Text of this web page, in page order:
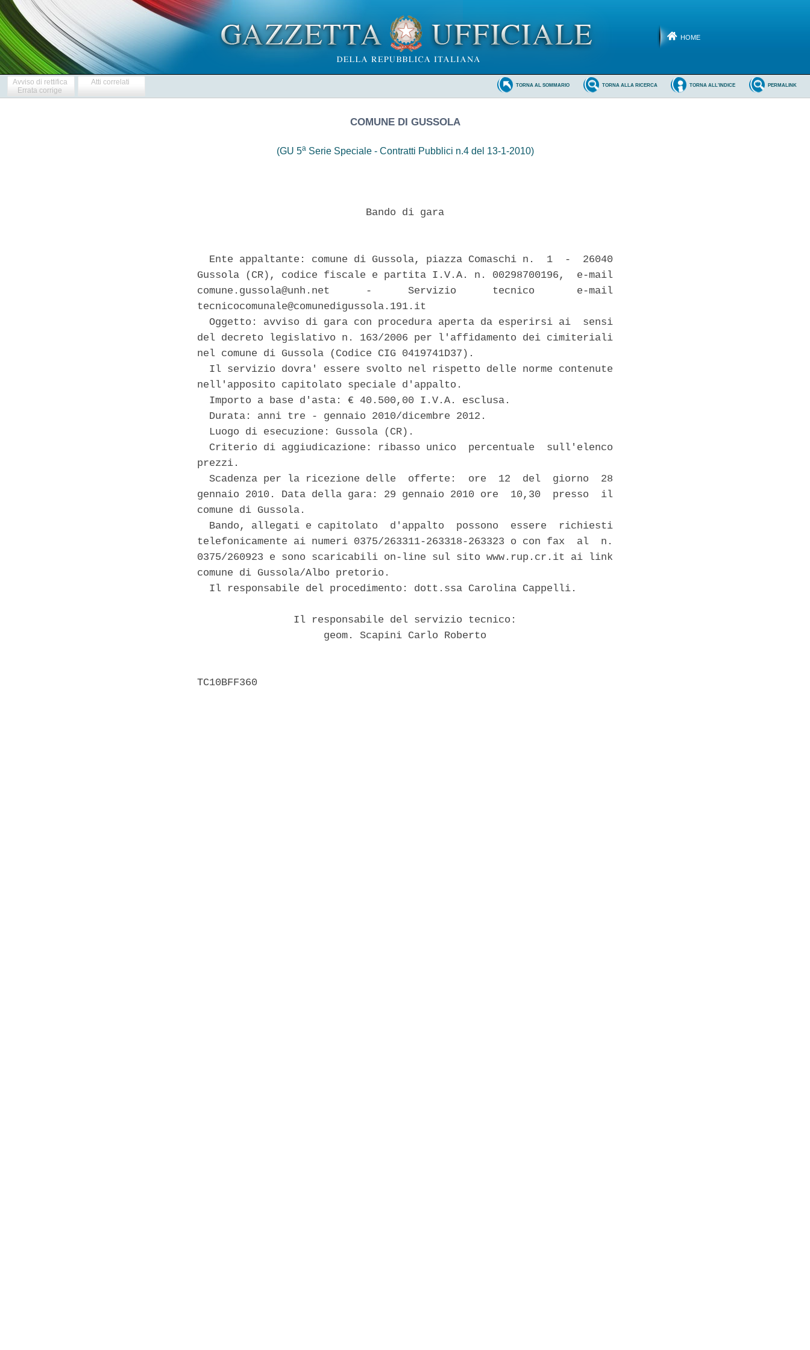
HOME
Avviso di rettifica
Errata corrige
Atti correlati PERMALINK
TORNA ALL'INDICE
TORNA ALLA RICERCA
TORNA AL SOMMARIO
COMUNE DI GUSSOLA
(GU 5aSerie Speciale - Contratti Pubblici n.4 del 13-1-2010)
                            Bando di gara
  Ente appaltante: comune di Gussola, piazza Comaschi n.  1  -  26040
Gussola (CR), codice fiscale e partita I.V.A. n. 00298700196,  e-mail
comune.gussola@unh.net      -      Servizio      tecnico       e-mail
tecnicocomunale@comunedigussola.191.it
  Oggetto: avviso di gara con procedura aperta da esperirsi ai  sensi
del decreto legislativo n. 163/2006 per l'affidamento dei cimiteriali
nel comune di Gussola (Codice CIG 0419741D37).
  Il servizio dovra' essere svolto nel rispetto delle norme contenute
nell'apposito capitolato speciale d'appalto.
  Importo a base d'asta: € 40.500,00 I.V.A. esclusa.
  Durata: anni tre - gennaio 2010/dicembre 2012.
  Luogo di esecuzione: Gussola (CR).
  Criterio di aggiudicazione: ribasso unico  percentuale  sull'elenco
prezzi.
  Scadenza per la ricezione delle  offerte:  ore  12  del  giorno  28
gennaio 2010. Data della gara: 29 gennaio 2010 ore  10,30  presso  il
comune di Gussola.
  Bando, allegati e capitolato  d'appalto  possono  essere  richiesti
telefonicamente ai numeri 0375/263311-263318-263323 o con fax  al  n.
0375/260923 e sono scaricabili on-line sul sito www.rup.cr.it ai link
comune di Gussola/Albo pretorio.
  Il responsabile del procedimento: dott.ssa Carolina Cappelli.
                Il responsabile del servizio tecnico:
                     geom. Scapini Carlo Roberto